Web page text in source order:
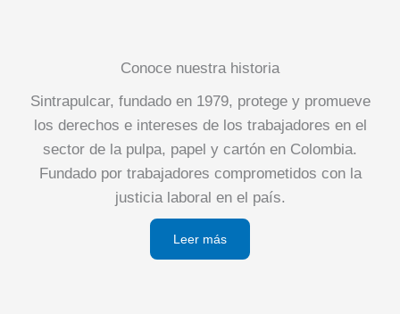
Conoce nuestra historia
Sintrapulcar, fundado en 1979, protege y promueve
los derechos e intereses de los trabajadores en el
sector de la pulpa, papel y cartón en Colombia.
Fundado por trabajadores comprometidos con la
justicia laboral en el país.
Leer más